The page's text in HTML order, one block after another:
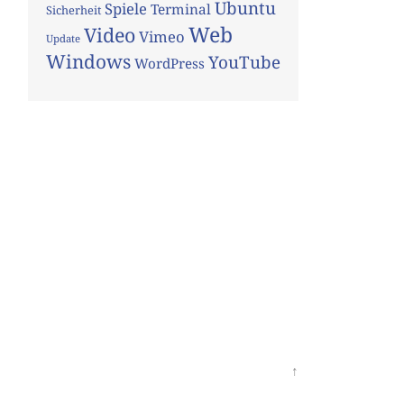
Sicherheit Spiele TerminalUbuntu
Update VideoVimeo Web
Windows WordPress YouTube
↑